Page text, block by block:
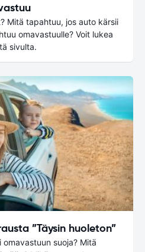
Mitä tapahtuu, jos auto kärsii
omavastuulle? Voit lukea
sivulta.
”Täysin huoleton”
suoja? Mitä